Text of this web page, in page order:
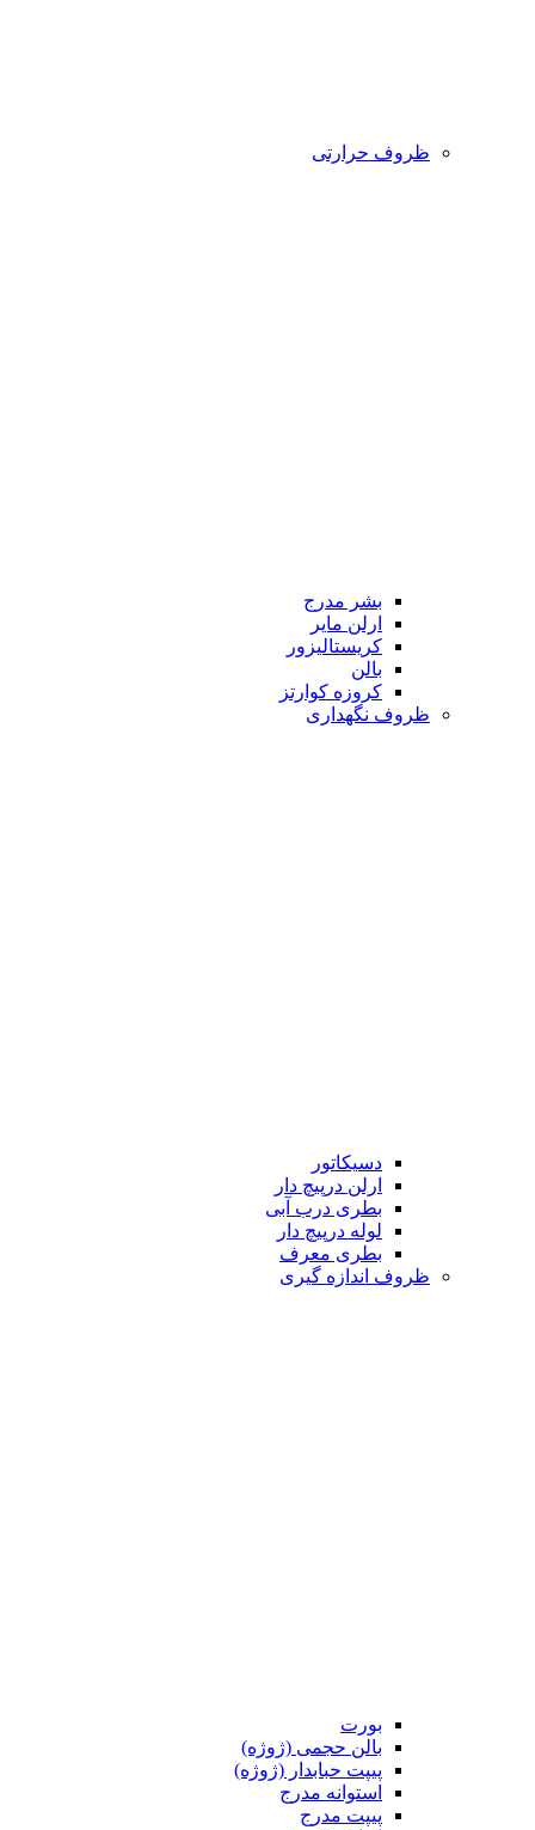
ظروف حرارتی
بشر مدرج
ارلن مایر
کریستالیزور
بالن
کروزه کوارتز
ظروف نگهداری
دسیکاتور
ارلن درپیچ دار
بطری درب آبی
لوله درپیچ دار
بطری معرف
ظروف اندازه گیری
بورت
بالن حجمی (ژوژه)
پیپت حبابدار (ژوژه)
استوانه مدرج
پیپت مدرج